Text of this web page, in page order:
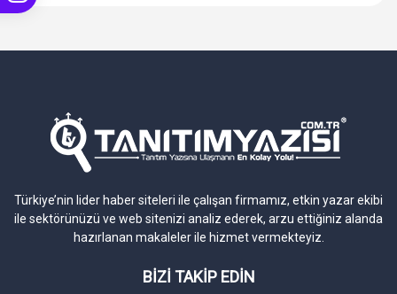
Türkiye’nin lider haber siteleri ile çalışan firmamız, etkin yazar ekibi
ile sektörünüzü ve web sitenizi analiz ederek, arzu ettiğiniz alanda
hazırlanan makaleler ile hizmet vermekteyiz.
BİZİ TAKİP EDİN